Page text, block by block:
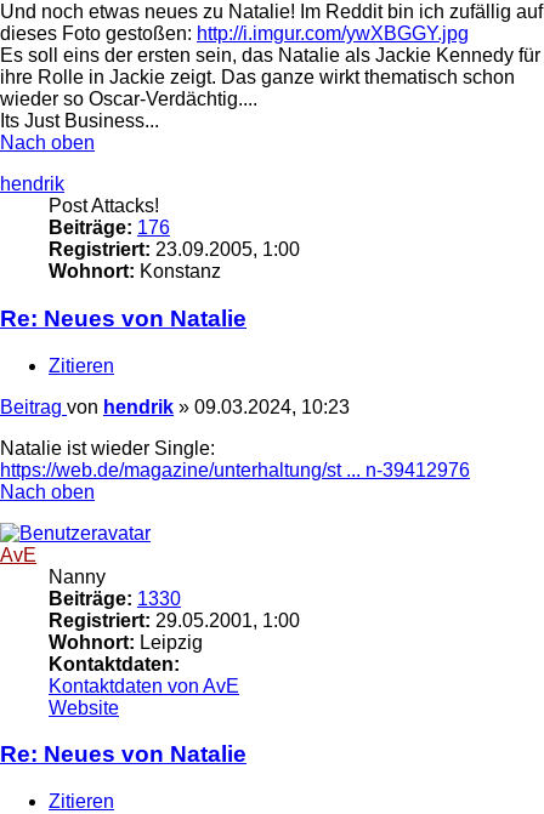
Und noch etwas neues zu Natalie! Im Reddit bin ich zufällig auf
dieses Foto gestoßen: http://i.imgur.com/ywXBGGY.jpg
Es soll eins der ersten sein, das Natalie als Jackie Kennedy für
ihre Rolle in Jackie zeigt. Das ganze wirkt thematisch schon
wieder so Oscar-Verdächtig....
Its Just Business...
Nach oben
hendrik
Post Attacks!
Beiträge: 176
Registriert: 23.09.2005, 1:00
Wohnort: Konstanz
Re: Neues von Natalie
Zitieren
Beitrag von hendrik » 09.03.2024, 10:23
Natalie ist wieder Single:
https://web.de/magazine/unterhaltung/st ... n-39412976
Nach oben
AvE
Nanny
Beiträge: 1330
Registriert: 29.05.2001, 1:00
Wohnort: Leipzig
Kontaktdaten:
Kontaktdaten von AvE
Website
Re: Neues von Natalie
Zitieren